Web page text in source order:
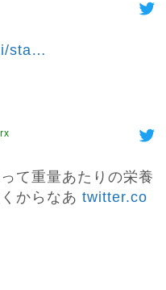
sta…
て重量あたりの栄養
からなあ twitter.co